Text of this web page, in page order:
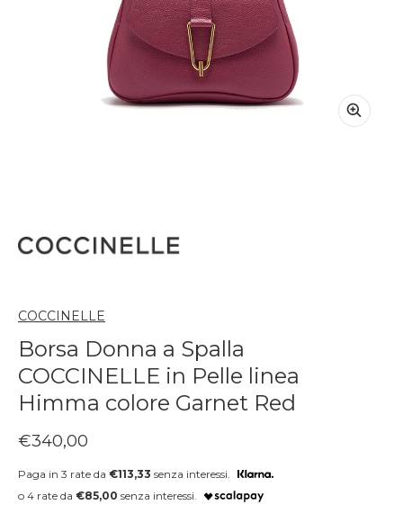
COCCINELLE
Borsa Donna a Spalla
COCCINELLE in Pelle linea
Himma colore Garnet Red
Prezzo regolare
€340,00
Paga in 3 rate da €113,33 senza interessi.
o 4 rate da €85,00 senza interessi.